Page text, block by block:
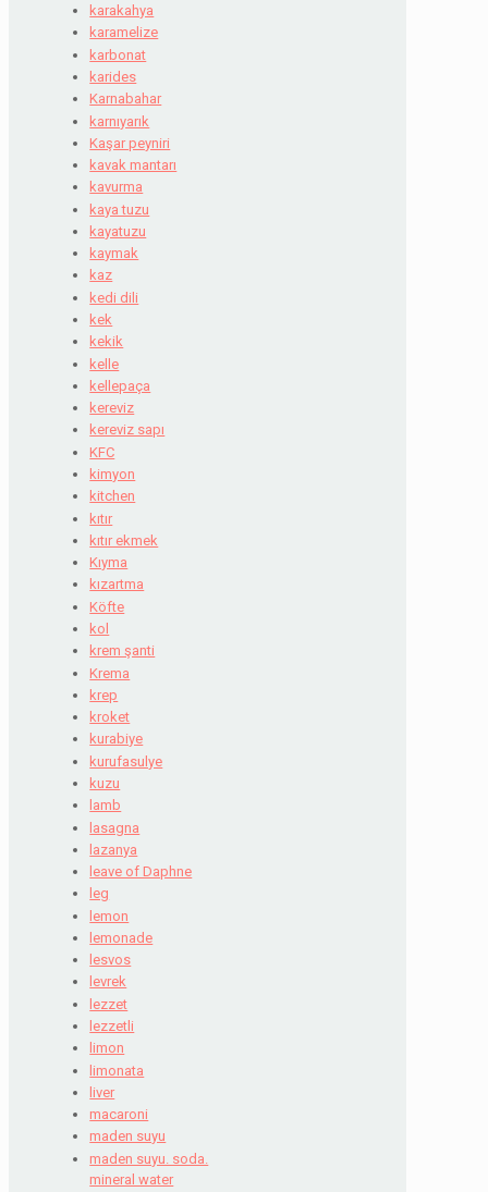
karakahya
karamelize
karbonat
karides
Karnabahar
karnıyarık
Kaşar peyniri
kavak mantarı
kavurma
kaya tuzu
kayatuzu
kaymak
kaz
kedi dili
kek
kekik
kelle
kellepaça
kereviz
kereviz sapı
KFC
kimyon
kitchen
kıtır
kıtır ekmek
Kıyma
kızartma
Köfte
kol
krem şanti
Krema
krep
kroket
kurabiye
kurufasulye
kuzu
lamb
lasagna
lazanya
leave of Daphne
leg
lemon
lemonade
lesvos
levrek
lezzet
lezzetli
limon
limonata
liver
macaroni
maden suyu
maden suyu. soda.
mineral water